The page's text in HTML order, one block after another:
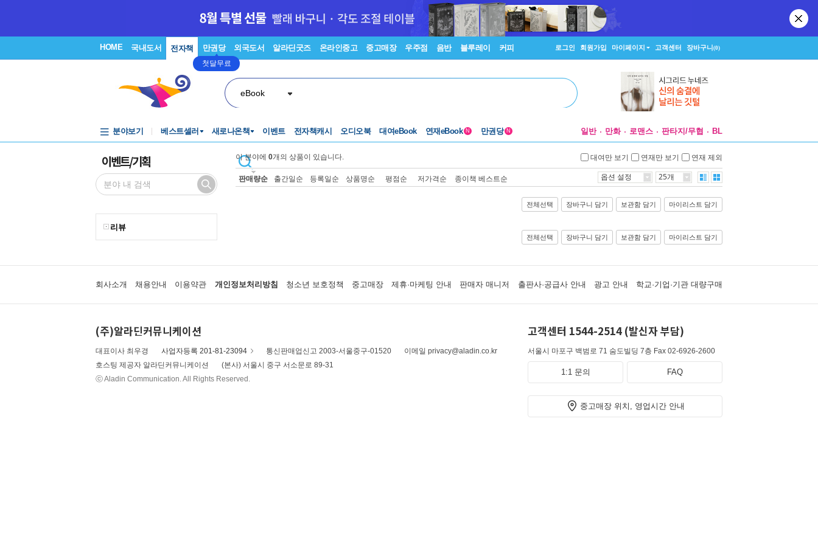
HOME 국내도서 전자책 만권당
첫달무료
외국도서 알라딘굿즈 온라인중고 중고매장 우주점 음반 블루레이 커피 로그인 회원가입 마이페이지 고객센터 장바구니(0)
eBook
분야보기 베스트셀러 새로나온책 이벤트 전자책캐시 오디오북 대여eBook 연재eBook N 만권당 N 일반 만화 로맨스 판타지/무협 BL
이벤트/기획
리뷰
이 분야에 0개의 상품이 있습니다. 대여만 보기 연재만 보기 연재 제외
판매량순 출간일순 등록일순 상품명순 평점순 저가격순 종이책 베스트순 옵션 설정 25개
전체선택 장바구니 담기 보관함 담기 마이리스트 담기
전체선택 장바구니 담기 보관함 담기 마이리스트 담기
회사소개 채용안내 이용약관 개인정보처리방침 청소년 보호정책 중고매장 제휴·마케팅 안내 판매자 매니저 출판사·공급사 안내 광고 안내 학교·기업·기관 대량구매
(주)알라딘커뮤니케이션
대표이사 최우경 사업자등록 201-81-23094 통신판매업신고 2003-서울중구-01520
이메일 privacy@aladin.co.kr
호스팅 제공자 알라딘커뮤니케이션
(본사) 서울시 중구 서소문로 89-31
ⓒ Aladin Communication. All Rights Reserved.
고객센터 1544-2514 (발신자 부담)
서울시 마포구 백범로 71 숨도빌딩 7층 Fax 02-6926-2600
1:1 문의 FAQ
중고매장 위치, 영업시간 안내